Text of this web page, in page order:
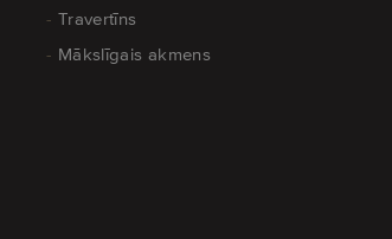
Travertīns
Mākslīgais akmens